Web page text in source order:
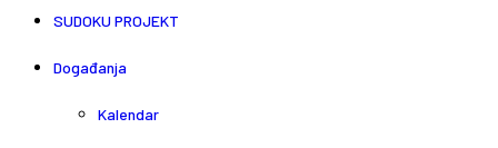
SUDOKU PROJEKT
Događanja
Kalendar